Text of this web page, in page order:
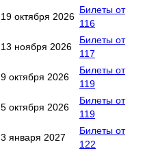
19 октября 2026
Билеты от
116
13 ноября 2026
Билеты от
117
9 октября 2026
Билеты от
119
5 октября 2026
Билеты от
119
3 января 2027
Билеты от
122